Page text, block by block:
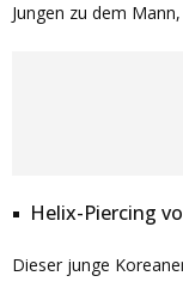
Jungen zu dem
Helix-Piercing
Dieser junge